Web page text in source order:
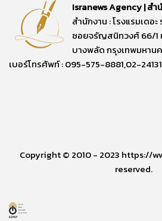
Isranews Agency | สำ
สำนักงาน : โรงแรมเดอ
ซอยจรัญสนิทวงศ์ 66/1
บางพลัด กรุงเทพมหาน
เบอร์โทรศัพท์ : 095-575-8881,02-
Copyright © 2010 - 2023 https://
reserved.